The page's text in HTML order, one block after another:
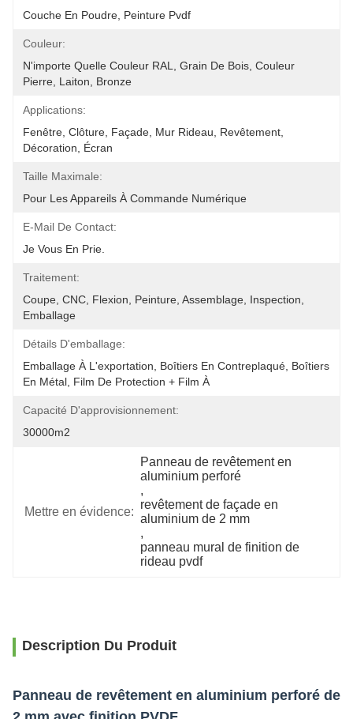
Couche En Poudre, Peinture Pvdf
Couleur:
N'importe Quelle Couleur RAL, Grain De Bois, Couleur
Pierre, Laiton, Bronze
Applications:
Fenêtre, Clôture, Façade, Mur Rideau, Revêtement,
Décoration, Écran
Taille Maximale:
Pour Les Appareils À Commande Numérique
E-Mail De Contact:
Je Vous En Prie.
Traitement:
Coupe, CNC, Flexion, Peinture, Assemblage, Inspection,
Emballage
Détails D'emballage:
Emballage À L'exportation, Boîtiers En Contreplaqué, Boîtiers
En Métal, Film De Protection + Film À
Capacité D'approvisionnement:
30000m2
Mettre en évidence:
Panneau de revêtement en
aluminium perforé
,
revêtement de façade en
aluminium de 2 mm
,
panneau mural de finition de
rideau pvdf
Description Du Produit
Panneau de revêtement en aluminium perforé de